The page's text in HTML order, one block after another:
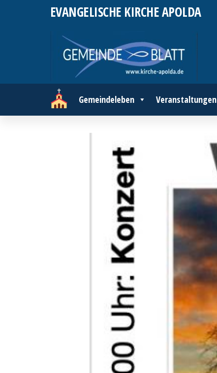
EVANGELISCHE KIRCHE APOLDA
Gemeindeleben Veranstaltungen